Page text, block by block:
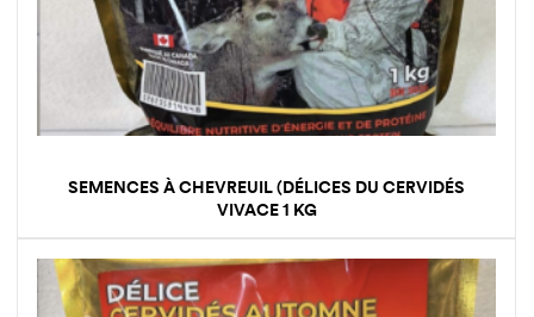
SEMENCES À CHEVREUIL (DÉLICES DU CERVIDÉS
VIVACE 1 KG